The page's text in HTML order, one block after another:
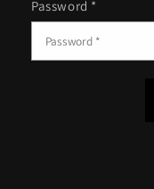
Password *